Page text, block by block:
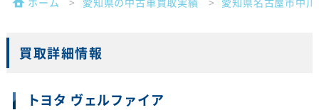
買取詳細情報
トヨタ ヴェルファイア